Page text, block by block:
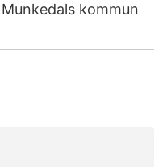
kommun